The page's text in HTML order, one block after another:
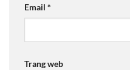
Email *
Trang web